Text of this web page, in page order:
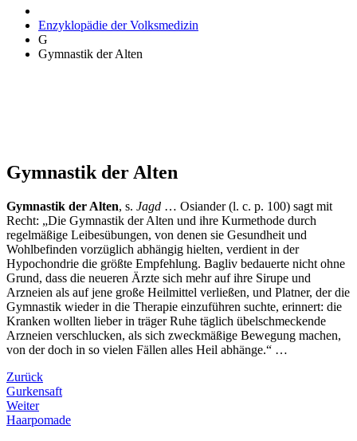
Enzyklopädie der Volksmedizin
G
Gymnastik der Alten
Gymnastik der Alten
Gymnastik der Alten, s. Jagd … Osiander (l. c. p. 100) sagt mit
Recht: „Die Gymnastik der Alten und ihre Kurmethode durch
regelmäßige Leibesübungen, von denen sie Gesundheit und
Wohlbefinden vorzüglich abhängig hielten, verdient in der
Hypochondrie die größte Empfehlung. Bagliv bedauerte nicht ohne
Grund, dass die neueren Ärzte sich mehr auf ihre Sirupe und
Arzneien als auf jene große Heilmittel verließen, und Platner, der die
Gymnastik wieder in die Therapie einzuführen suchte, erinnert: die
Kranken wollten lieber in träger Ruhe täglich übelschmeckende
Arzneien verschlucken, als sich zweckmäßige Bewegung machen,
von der doch in so vielen Fällen alles Heil abhänge.“ …
Zurück
Gurkensaft
Weiter
Haarpomade